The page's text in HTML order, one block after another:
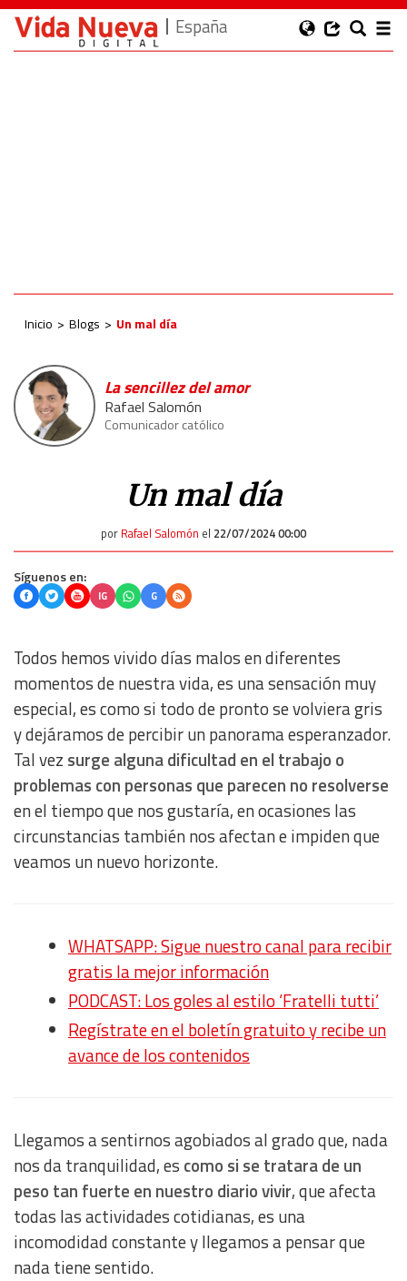
España
Inicio Blogs Un mal día
La sencillez del amor
Rafael Salomón
Comunicador católico
Un mal día
por Rafael Salomón el 22/07/2024 00:00
Síguenos en:
IG G
Todos hemos vivido días malos en diferentes
momentos de nuestra vida, es una sensación muy
especial, es como si todo de pronto se volviera gris
y dejáramos de percibir un panorama esperanzador.
Tal vez surge alguna dificultad en el trabajo o
problemas con personas que parecen no resolverse
en el tiempo que nos gustaría, en ocasiones las
circunstancias también nos afectan e impiden que
veamos un nuevo horizonte.
WHATSAPP: Sigue nuestro canal para recibir
gratis la mejor información
PODCAST: Los goles al estilo ‘Fratelli tutti’
Regístrate en el boletín gratuito y recibe un
avance de los contenidos
Llegamos a sentirnos agobiados al grado que, nada
nos da tranquilidad, es como si se tratara de un
peso tan fuerte en nuestro diario vivir, que afecta
todas las actividades cotidianas, es una
incomodidad constante y llegamos a pensar que
nada tiene sentido.